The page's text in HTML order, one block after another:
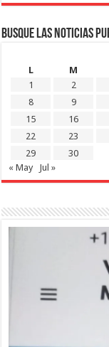
Busque las noticias
L
M
1
2
8
9
15
16
22
23
29
30
« May
Jul »